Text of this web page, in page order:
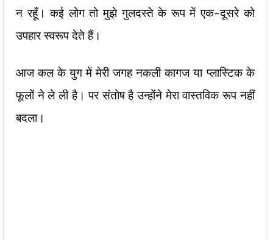
न रहूँ। कई लोग तो मुझे गुलदस्ते के रूप में एक-दूसरे को
उपहार स्वरूप देते हैं।
आज कल के युग में मेरी जगह नकली कागज या प्लास्टिक के
फूलों ने ले ली है। पर संतोष है उन्होंने मेरा वास्तविक रूप नहीं
बदला।